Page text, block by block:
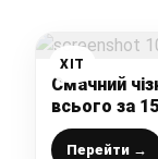
ХІТ
Смачний
всього за
випічки
Перейти →